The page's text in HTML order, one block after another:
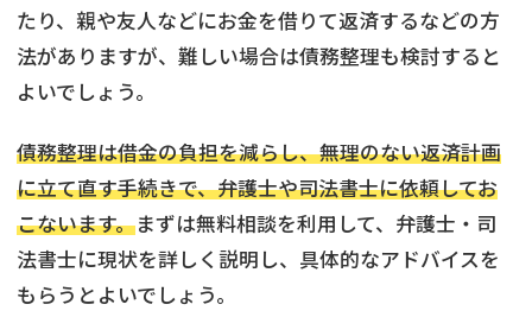
たり、親や友人などにお金を借りて返済するなどの方
法がありますが、難しい場合は債務整理も検討すると
よいでしょう。
債務整理は借金の負担を減らし、無理のない返済計画
に立て直す手続きで、弁護士や司法書士に依頼してお
こないます。まずは無料相談を利用して、弁護士・司
法書士に現状を詳しく説明し、具体的なアドバイスを
もらうとよいでしょう。